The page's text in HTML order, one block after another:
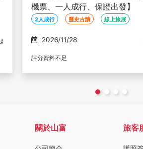
機票、一人成行、保證出發】
2人成行 歷史古蹟 線上旅展
2026/11/23
評分資料不足
關於山富 旅客